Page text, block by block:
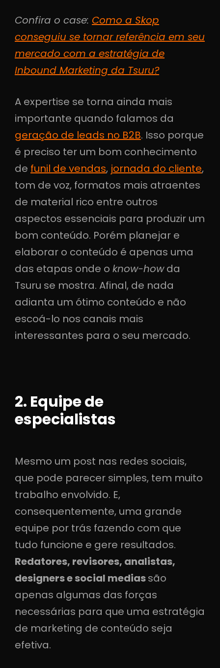
Confira o case: Como a Skop
conseguiu se tornar referência em seu
mercado com a estratégia de
Inbound Marketing da Tsuru?
A expertise se torna ainda mais
importante quando falamos da
geração de leads no B2B. Isso porque
é preciso ter um bom conhecimento
de funil de vendas, jornada do cliente,
tom de voz, formatos mais atraentes
de material rico entre outros
aspectos essenciais para produzir um
bom conteúdo. Porém planejar e
elaborar o conteúdo é apenas uma
das etapas onde o know-howda
Tsuru se mostra. Afinal, de nada
adianta um ótimo conteúdo e não
escoá-lo nos canais mais
interessantes para o seu mercado.
2. Equipe de
especialistas
Mesmo um post nas redes sociais,
que pode parecer simples, tem muito
trabalho envolvido. E,
consequentemente, uma grande
equipe por trás fazendo com que
tudo funcione e gere resultados.
Redatores, revisores, analistas,
designers e social mediassão
apenas algumas das forças
necessárias para que uma estratégia
de marketing de conteúdo seja
efetiva.